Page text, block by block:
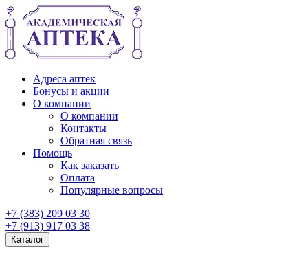
Адреса аптек
Бонусы и акции
О компании
О компании
Контакты
Обратная связь
Помощь
Как заказать
Оплата
Популярные вопросы
+7 (383) 209 03 30
+7 (913) 917 03 38
Каталог